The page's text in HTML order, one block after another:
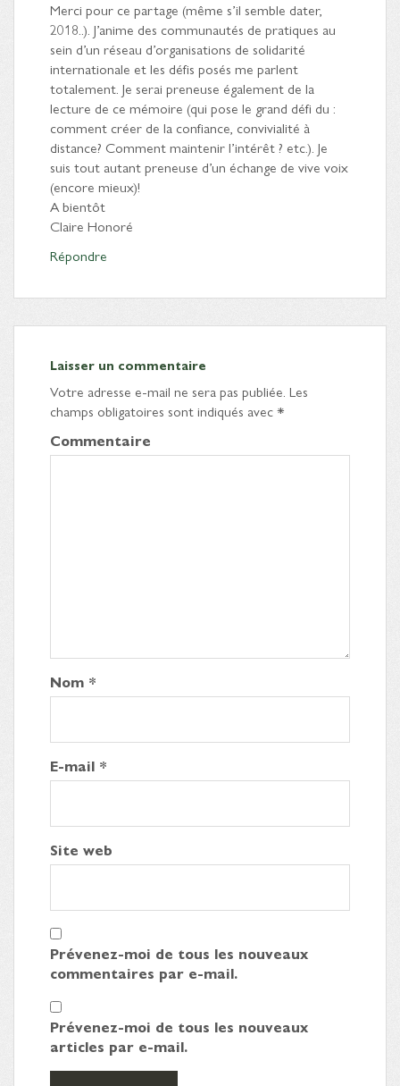
Merci pour ce partage (même s’il semble dater,
2018..). J’anime des communautés de pratiques au
sein d’un réseau d’organisations de solidarité
internationale et les défis posés me parlent
totalement. Je serai preneuse également de la
lecture de ce mémoire (qui pose le grand défi du :
comment créer de la confiance, convivialité à
distance? Comment maintenir l’intérêt ? etc.). Je
suis tout autant preneuse d’un échange de vive voix
(encore mieux)!
A bientôt
Claire Honoré
Répondre
Laisser un commentaire
Votre adresse e-mail ne sera pas publiée. Les
champs obligatoires sont indiqués avec*
Commentaire
Nom *
E-mail *
Site web
Prévenez-moi de tous les nouveaux
commentaires par e-mail.
Prévenez-moi de tous les nouveaux
articles par e-mail.